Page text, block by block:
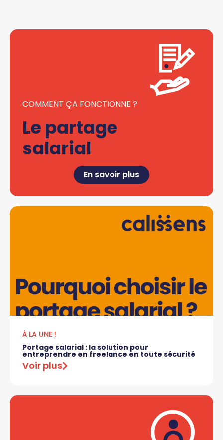
COMMENT ÇA FONCTIONNE ?
Le partage
salarial
En savoir plus
À LA UNE !
Portage salarial : la solution pour
entreprendre en freelance en toute sécurité
Voir plus